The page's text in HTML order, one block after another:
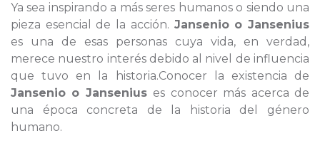
Ya sea inspirando a más seres humanos o siendo una
pieza esencial de la acción. Jansenio o Jansenius
es una de esas personas cuya vida, en verdad,
merece nuestro interés debido al nivel de influencia
que tuvo en la historia.Conocer la existencia de
Jansenio o Jansenius es conocer más acerca de
una época concreta de la historia del género
humano.